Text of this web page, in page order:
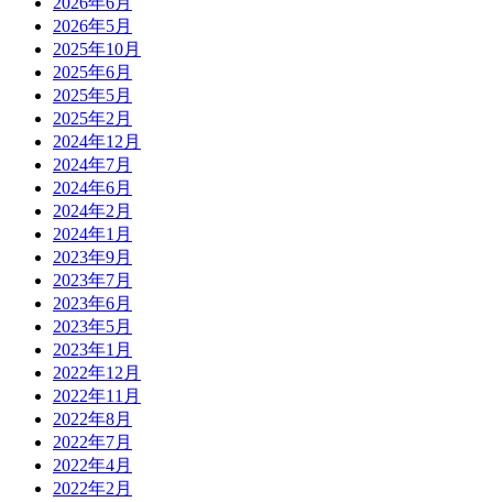
2026年5月
2025年10月
2025年6月
2025年5月
2025年2月
2024年12月
2024年7月
2024年6月
2024年2月
2024年1月
2023年9月
2023年7月
2023年6月
2023年5月
2023年1月
2022年12月
2022年11月
2022年8月
2022年7月
2022年4月
2022年2月